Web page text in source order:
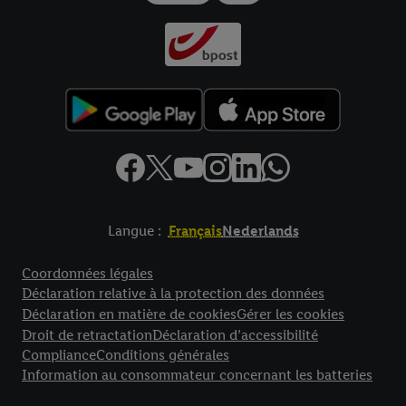
Langue : FrançaisNederlands
Coordonnées légales
Déclaration relative à la protection des données
Déclaration en matière de cookiesGérer les cookies
Droit de retractationDéclaration d’accessibilité
ComplianceConditions générales
Information au consommateur concernant les batteries